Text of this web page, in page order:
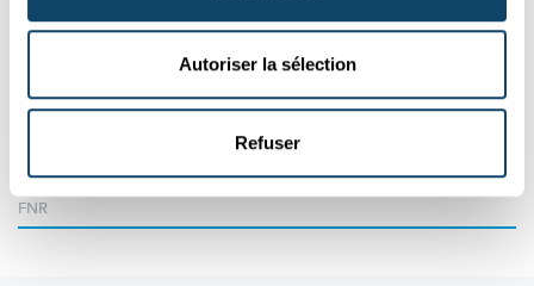
Autoriser la sélection
Refuser
Que savoir pour réduire son empreinte
environnementale en tant que citoyen ?
« So you think you’re green ? » revient le 17
FNR